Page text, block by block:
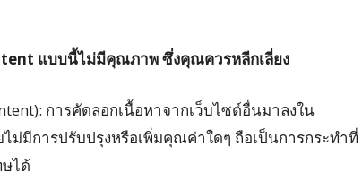
แบบนี้ไม่มีคุณภาพ ซึ่งคุณควรหลีกเลี่ยง
การคัดลอกเนื้อหาจากเว็บไซต์อื่นมาลงใน
มีการปรับปรุงหรือเพิ่มคุณค่าใดๆ ถือเป็นการกระทำที่
ษได้